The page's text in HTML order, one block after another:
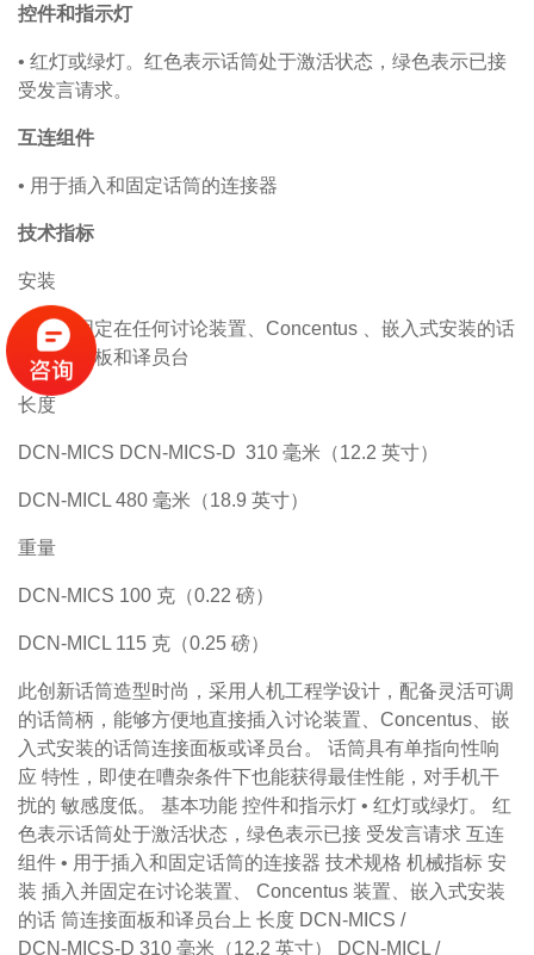
控件和指示灯
• 红灯或绿灯。红色表示话筒处于激活状态，绿色表示已接
受发言请求。
互连组件
• 用于插入和固定话筒的连接器
技术指标
安装
插入和固定在任何讨论装置、Concentus 、嵌入式安装的话
筒连接面板和译员台
长度
DCN-MICS DCN‑MICS‑D 310 毫米（12.2 英寸）
DCN-MICL 480 毫米（18.9 英寸）
重量
DCN-MICS 100 克（0.22 磅）
DCN-MICL 115 克（0.25 磅）
此创新话筒造型时尚，采用人机工程学设计，配备灵活可调
的话筒柄，能够方便地直接插入讨论装置、Concentus、嵌
入式安装的话筒连接面板或译员台。 话筒具有单指向性响
应 特性，即使在嘈杂条件下也能获得最佳性能，对手机干
扰的 敏感度低。 基本功能 控件和指示灯 • 红灯或绿灯。 红
色表示话筒处于激活状态，绿色表示已接 受发言请求 互连
组件 • 用于插入和固定话筒的连接器 技术规格 机械指标 安
装 插入并固定在讨论装置、 Concentus 装置、嵌入式安装
的话 筒连接面板和译员台上 长度 DCN‑MICS /
DCN‑MICS‑D 310 毫米（12.2 英寸） DCN‑MICL /